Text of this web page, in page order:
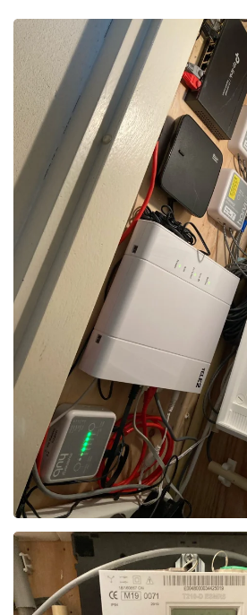
Foto bekijken